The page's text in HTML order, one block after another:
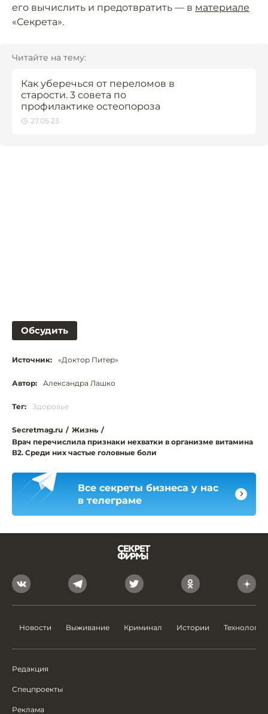
его вычислить и предотвратить — в материале
«Секрета».
Читайте на тему:
Как уберечься от переломов в
старости. 3 совета по
профилактике остеопороза
27.05.23
Обсудить
Источник: «Доктор Питер»
Автор: Александра Лашко
Тег: Здоровье
Secretmag.ru / Жизнь /
Врач перечислила признаки нехватки в организме витамина
В2. Среди них частые головные боли
Все секреты бизнеса у нас
в телеграме
Новости Выживание Криминал Истории Технологии
Редакция
Спецпроекты
Реклама